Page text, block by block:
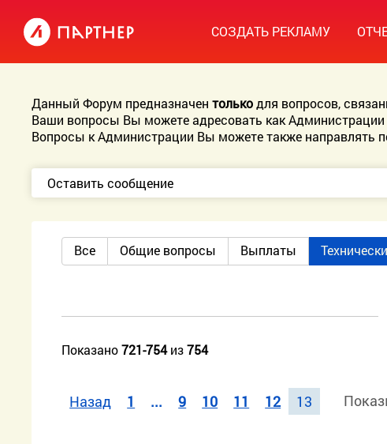
СОЗДАТЬ РЕКЛАМУ
Данный Форум предназначентолькодля вопросов,
Ваши вопросы Вы можете адресовать как
Вопросы к Администрации Вы можете также направлять
Оставить сообщение
Все Общие вопросы Выплаты
Показано721-754из754
Назад 1 ... 9 10 11 12 13